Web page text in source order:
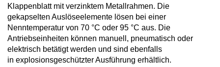
Klappenblatt mit verzinktem Metallrahmen. Die
gekapselten Auslöseelemente lösen bei einer
Nenntemperatur von 70 °C oder 95 °C aus. Die
Antriebseinheiten können manuell, pneumatisch oder
elektrisch betätigt werden und sind ebenfalls
in explosionsgeschützter Ausführung erhältlich.